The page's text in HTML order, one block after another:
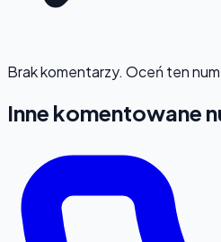
Brak komentarzy. Oceń ten
Inne komentowane